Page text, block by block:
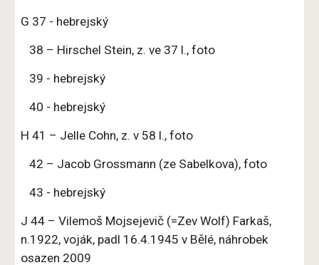
G 37 - hebrejský
38 – Hirschel Stein, z. ve 37 l., foto
39 - hebrejský
40 - hebrejský
H 41 – Jelle Cohn, z. v 58 l., foto
42 – Jacob Grossmann (ze Sabelkova), foto
43 - hebrejský
J 44 – Vilemoš Mojsejevič (=Zev Wolf) Farkaš,
n.1922, voják, padl 16.4.1945 v Bělé, náhrobek
osazen 2009